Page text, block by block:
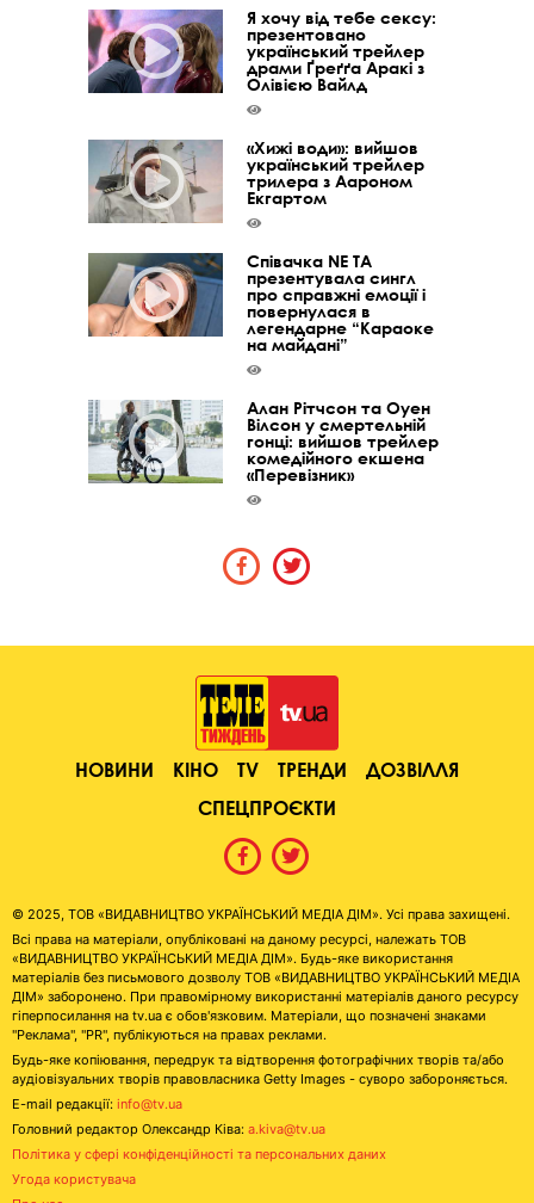
Я хочу від тебе сексу:
презентовано
український трейлер
драми Ґреґґа Аракі з
Олівією Вайлд
«Хижі води»: вийшов
український трейлер
трилера з Аароном
Екгартом
Співачка NE TA
презентувала сингл
про справжні емоції і
повернулася в
легендарне “Караоке
на майдані”
Алан Рітчсон та Оуен
Вілсон у смертельній
гонці: вийшов трейлер
комедійного екшена
«Перевізник»
НОВИНИ КІНО TV ТРЕНДИ
ДОЗВІЛЛЯ
СПЕЦПРОЄКТИ
© 2025, ТОВ «ВИДАВНИЦТВО УКРАЇНСЬКИЙ МЕДІА ДІМ». Усі права захищені.
Всі права на матеріали, опубліковані на даному ресурсі, належать ТОВ
«ВИДАВНИЦТВО УКРАЇНСЬКИЙ МЕДІА ДІМ». Будь-яке використання
матеріалів без письмового дозволу ТОВ «ВИДАВНИЦТВО УКРАЇНСЬКИЙ МЕДІА
ДІМ» заборонено. При правомірному використанні матеріалів даного ресурсу
гіперпосилання на tv.ua є обов'язковим. Матеріали, що позначені знаками
"Реклама", "PR", публікуються на правах реклами.
Будь-яке копіювання, передрук та відтворення фотографічних творів та/або
аудіовізуальних творів правовласника Getty Images - суворо забороняється.
E-mail редакції: info@tv.ua
Головний редактор Олександр Ківа: a.kiva@tv.ua
Політика у сфері конфіденційності та персональних даних
Угода користувача